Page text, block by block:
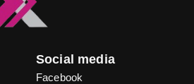
Social media
Facebook